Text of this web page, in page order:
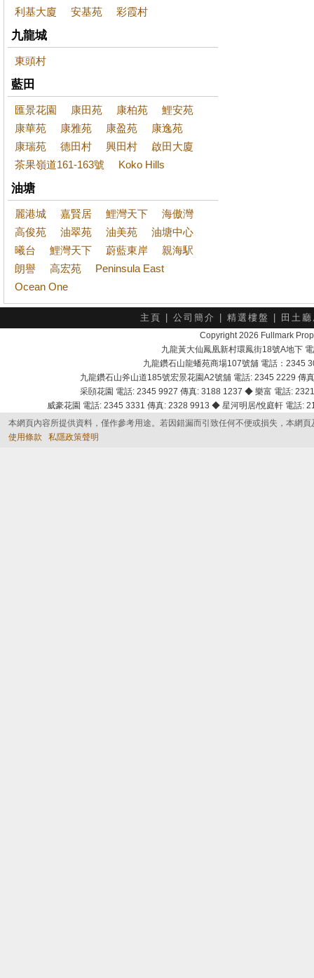
利基大廈 安基苑 彩霞村
九龍城
東頭村
藍田
匯景花園 康田苑 康柏苑
鯉安苑
康華苑
康雅苑 康盈苑
康逸苑
康瑞苑
德田村 興田村
啟田大廈
茶果嶺道161-163號
Koko Hills
油塘
麗港城 嘉賢居 鯉灣天下
海傲灣
高俊苑
油翠苑 油美苑
油塘中心
曦台
鯉灣天下 蔚藍東岸
親海駅
朗譽
高宏苑
Peninsula East
Ocean One
主頁 公司簡介 精選樓盤 田土
Copyright 2026 Fullmark
九龍黃大仙鳳凰新村環鳳街18號A地下
九龍鑽石山龍蟠苑商場107號舖 電話：2345
九龍鑽石山斧山道185號宏景花園A2號舖 電話: 2345 2229
采頣花園 電話: 2345 9927 傳真: 3188 1237 ◆ 樂富 電話:
威豪花園 電話: 2345 3331 傳真: 2328 9913 ◆ 星河明居/悅庭軒 電話
本網頁內容所提供資料，僅作參考用途。若因錯漏而引致任何不便或損失，本網
使用條款
私隱政策聲明